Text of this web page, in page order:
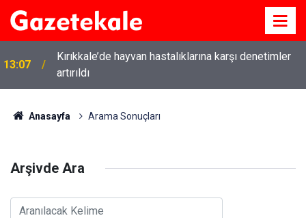
13:07
Kırıkkale’de hayvan hastalıklarına karşı denetimler
artırıldı
Anasayfa Arama Sonuçları
Arşivde Ara